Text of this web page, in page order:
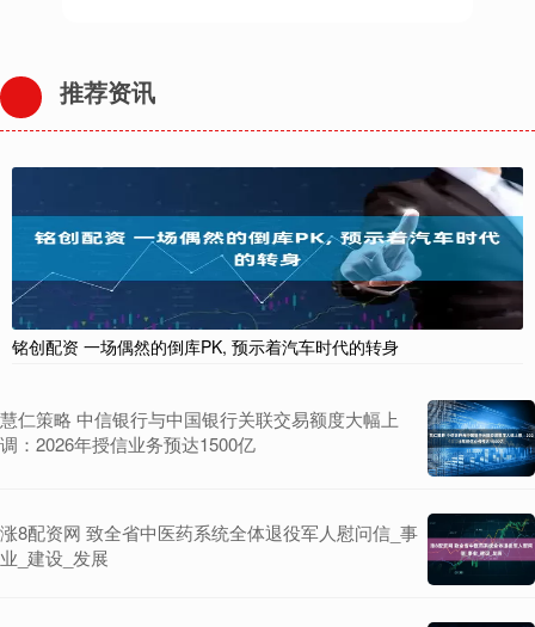
推荐资讯
铭创配资 一场偶然的倒库PK, 预示着汽车时代的转身
慧仁策略 中信银行与中国银行关联交易额度大幅上
调：2026年授信业务预达1500亿
涨8配资网 致全省中医药系统全体退役军人慰问信_事
业_建设_发展